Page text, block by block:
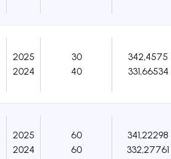
2025
2024
30
40
342,4575
331,66534
2025
2024
60
60
341,22298
332,27761